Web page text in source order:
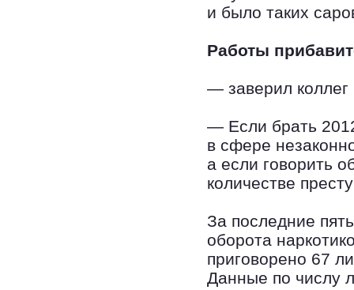
и было таких
Работы
— заверил коллег
— Если брать
в сфере
а если говорить
количестве
За последние
оборота
приговорено 67
Данные по числу